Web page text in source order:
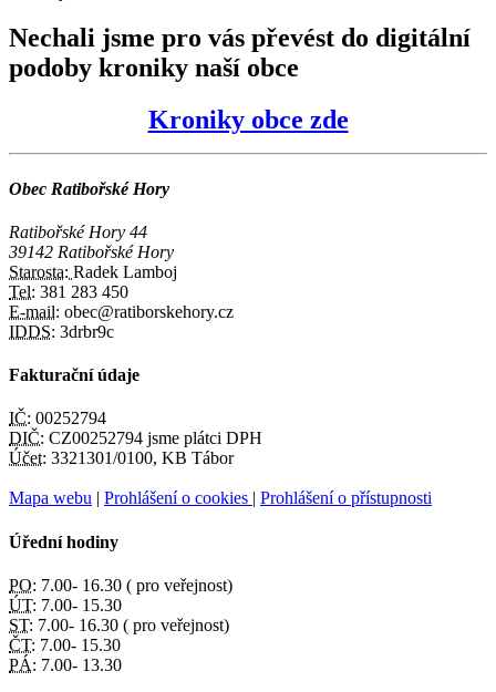
Nechali jsme pro vás převést do digitální
podoby kroniky naší obce
Kroniky obce zde
Obec Ratibořské Hory
Ratibořské Hory 44
39142 Ratibořské Hory
Starosta: Radek Lamboj
Tel: 381 283 450
E-mail: obec@ratiborskehory.cz
IDDS: 3drbr9c
Fakturační údaje
IČ: 00252794
DIČ: CZ00252794 jsme plátci DPH
Účet: 3321301/0100, KB Tábor
Mapa webu | Prohlášení o cookies | Prohlášení o přístupnosti
Úřední hodiny
PO: 7.00- 16.30 ( pro veřejnost)
ÚT: 7.00- 15.30
ST: 7.00- 16.30 ( pro veřejnost)
ČT: 7.00- 15.30
PÁ: 7.00- 13.30